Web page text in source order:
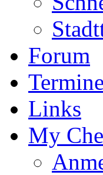
Forum
Termine
Links
My